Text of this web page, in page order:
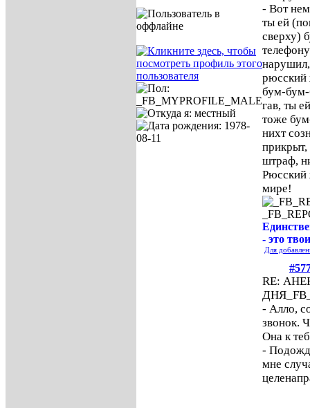
- Вот
ты ей
сверху)
рюсский
бум-бум-
гав, ты
тоже
нихт
прикрыт,
штраф,
мире!
- это
Для
RE:
ДНЯ
- Алло,
звонок.
Она к
-
мне